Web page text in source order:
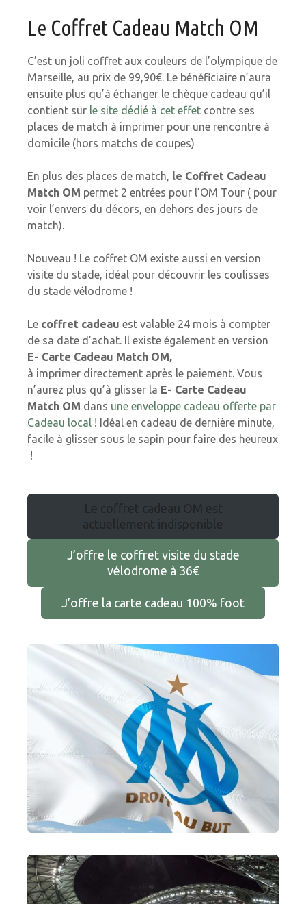
Le Coffret Cadeau Match OM
C’est un joli coffret aux couleurs de l’olympique de
Marseille, au prix de 99,90€. Le bénéficiaire n’aura
ensuite plus qu’à échanger le chèque cadeau qu’il
contient sur le site dédié à cet effet contre ses
places de match à imprimer pour une rencontre à
domicile (hors matchs de coupes)
En plus des places de match, le Coffret Cadeau
Match OM permet 2 entrées pour l’OM Tour ( pour
voir l’envers du décors, en dehors des jours de
match).
Nouveau ! Le coffret OM existe aussi en version
visite du stade, idéal pour découvrir les coulisses
du stade vélodrome !
Le coffret cadeau est valable 24 mois à compter
de sa date d’achat. Il existe également en version
E- Carte Cadeau Match OM,
à imprimer directement après le paiement. Vous
n’aurez plus qu’à glisser la E- Carte Cadeau
Match OM dans une enveloppe cadeau offerte par
Cadeau local ! Idéal en cadeau de dernière minute,
facile à glisser sous le sapin pour faire des heureux
!
Le coffret cadeau OM est
actuellement indisponible
J’offre le coffret visite du stade
vélodrome à 36€
J’offre la carte cadeau 100% foot